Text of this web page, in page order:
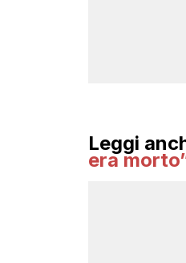
Leggi
era